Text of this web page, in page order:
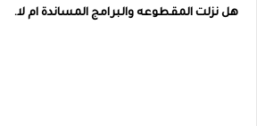
هل نزلت المقطوعه والبرامج المساندة ام لا.